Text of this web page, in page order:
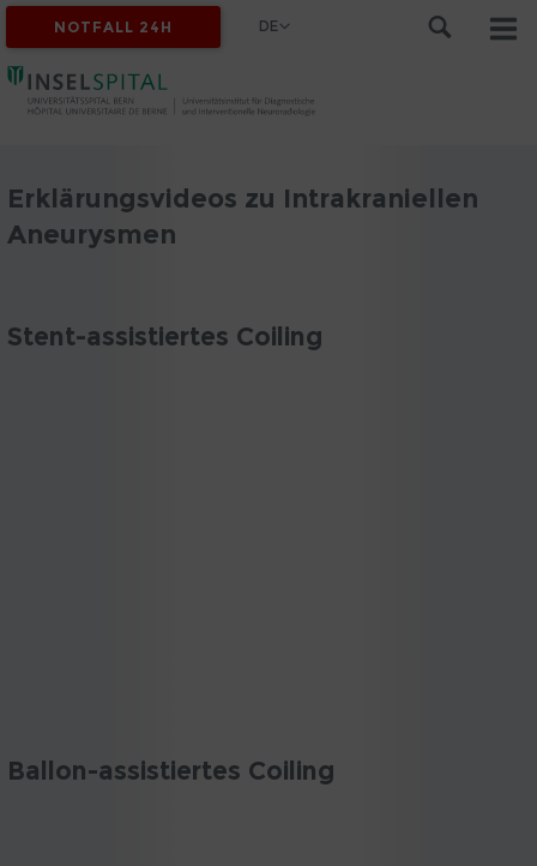
NOTFALL 24H DE
Erklärungsvideos zu Intrakraniellen
Aneurysmen
Stent-assistiertes Coiling
Ballon-assistiertes Coiling